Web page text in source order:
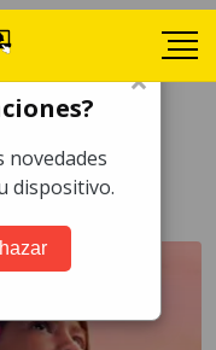
×
novedades
dispositivo.